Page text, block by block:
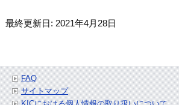
最終更新日: 2021年4月28日
FAQ
サイトマップ